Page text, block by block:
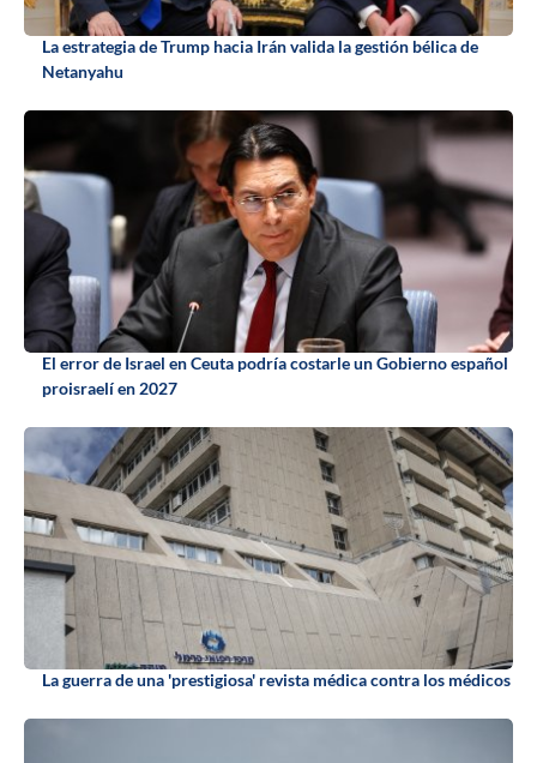
La estrategia de Trump hacia Irán valida la gestión bélica de
Netanyahu
El error de Israel en Ceuta podría costarle un Gobierno español
proisraelí en 2027
La guerra de una 'prestigiosa' revista médica contra los médicos